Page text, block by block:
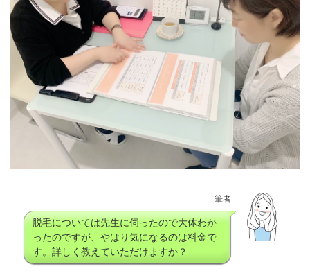
筆者
脱毛については先生に伺ったので大体わか
ったのですが、やはり気になるのは料金で
す。詳しく教えていただけますか？